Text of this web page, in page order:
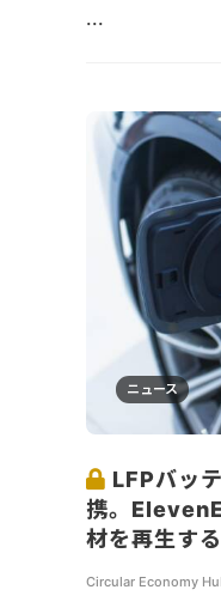
...
ニュース
LFPバッ
携。
材を再生す
Circular Economy